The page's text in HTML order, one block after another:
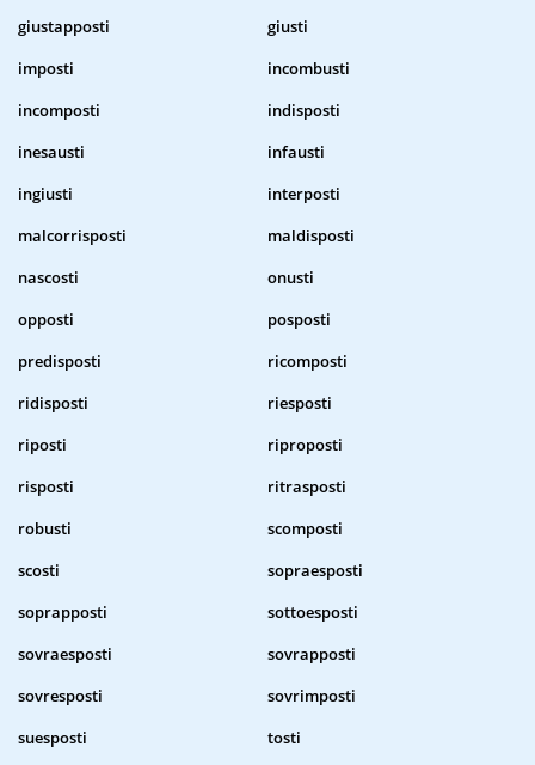
giustapposti
giusti
imposti
incombusti
incomposti
indisposti
inesausti
infausti
ingiusti
interposti
malcorrisposti
maldisposti
nascosti
onusti
opposti
posposti
predisposti
ricomposti
ridisposti
riesposti
riposti
riproposti
risposti
ritrasposti
robusti
scomposti
scosti
sopraesposti
soprapposti
sottoesposti
sovraesposti
sovrapposti
sovresposti
sovrimposti
suesposti
tosti